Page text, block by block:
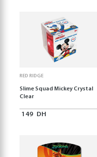
RED RIDGE
Slime Squad Mickey Crystal
Clear
149 DH